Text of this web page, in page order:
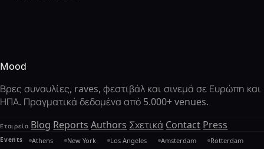
Mood
Βρες συναυλίες, raves, φεστιβάλ και σινεμά σε Ευρώπη και
ΗΠΑ. Πραγματικά δεδομένα από 5.000+ venues.
Εταιρεία Blog Reports Authors Σχετικά Contact Press
Events Athens New York Los Angeles Amsterdam Rotterdam